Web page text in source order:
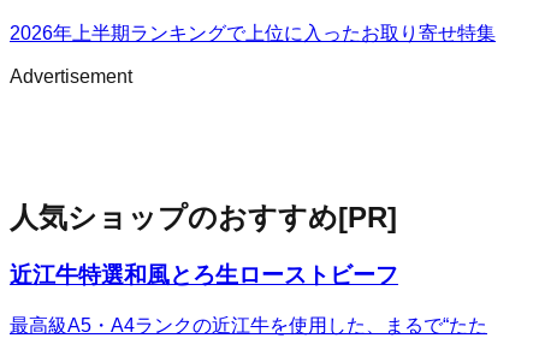
2026年上半期ランキングで上位に入ったお取り寄せ特集
Advertisement
人気ショップのおすすめ[PR]
近江牛特選和風とろ生ローストビーフ
最高級A5・A4ランクの近江牛を使用した、まるで“たた